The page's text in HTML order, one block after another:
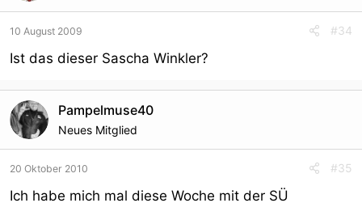
10 August 2009 #34
Ist das dieser Sascha Winkler?
Pampelmuse40
Neues Mitglied
20 Oktober 2010 #35
Ich habe mich mal diese Woche mit der SÜ